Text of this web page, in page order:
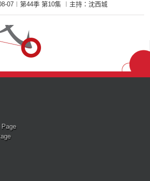
07︱第44季 第10集 ︱主持：沈西城
Page